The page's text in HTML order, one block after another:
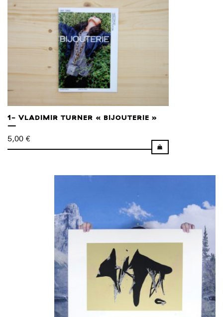
1- VLADIMIR TURNER « BIJOUTERIE »
5,00 €